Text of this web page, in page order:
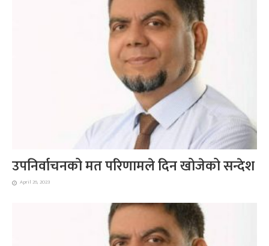
उपनिर्वाचनको मत परिणामले दिन खोजेको सन्देश
April 26, 2023